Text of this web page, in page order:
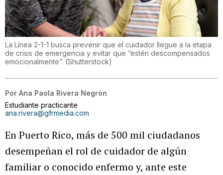
La Línea 2-1-1 busca prevenir que el cuidador llegue a la etapa
de crisis de emergencia y evitar que “estén descompensados
emocionalmente”. (Shutterstock)
Por Ana Paola Rivera Negrón
Estudiante practicante
ana.rivera@gfrmedia.com
En Puerto Rico, más de 500 mil ciudadanos
desempeñan el rol de cuidador de algún
familiar o conocido enfermo y, ante este